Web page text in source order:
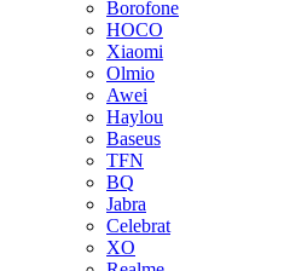
Borofone
HOCO
Xiaomi
Olmio
Awei
Haylou
Baseus
TFN
BQ
Jabra
Celebrat
XO